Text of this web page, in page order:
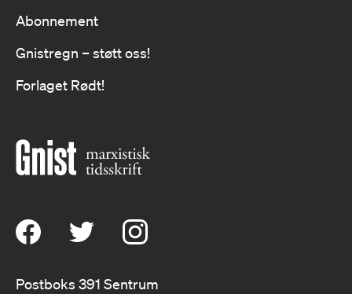
Abonnement
Gnistregn – støtt oss!
Forlaget Rødt!
Postboks 391 Sentrum